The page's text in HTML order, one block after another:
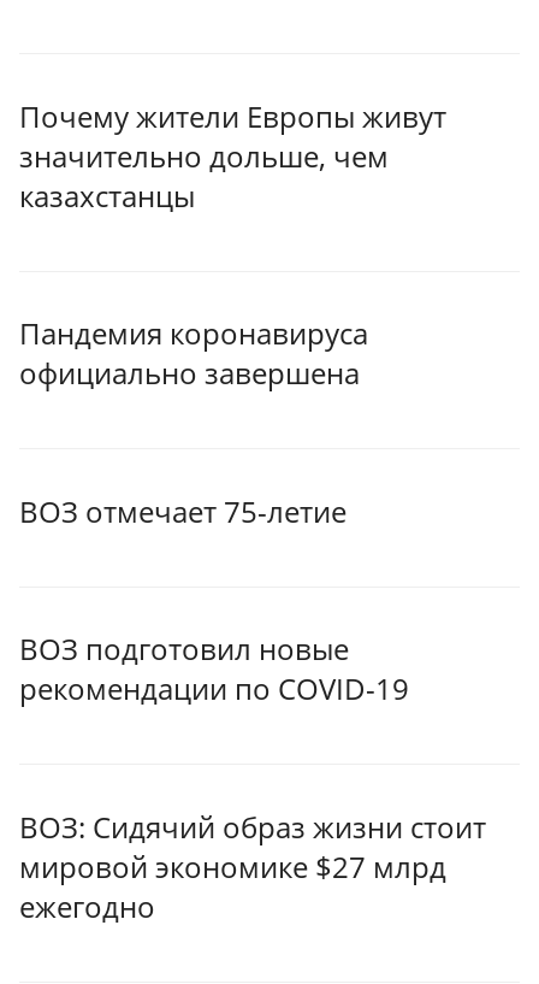
Почему жители Европы живут
значительно дольше, чем
казахстанцы
Пандемия коронавируса
официально завершена
ВОЗ отмечает 75-летие
ВОЗ подготовил новые
рекомендации по COVID-19
ВОЗ: Сидячий образ жизни стоит
мировой экономике $27 млрд
ежегодно